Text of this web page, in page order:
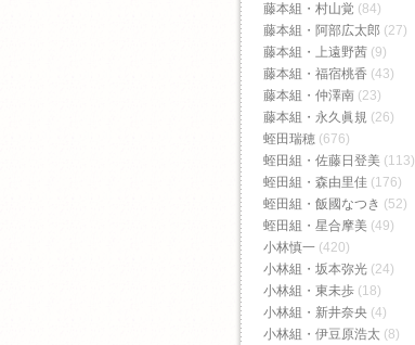
藤本組・村山覚 (84)
藤本組・阿部広太郎 (27)
藤本組・上遠野茜 (9)
藤本組・福宿桃香‬ (43)
藤本組・仲澤南 (23)
藤本組・永久眞規 (26)
蛭田瑞穂 (676)
蛭田組・佐藤日登美 (113)
蛭田組・森由里佳 (176)
蛭田組・飯國なつき (52)
蛭田組・星合摩美 (49)
小林慎一 (420)
小林組・坂本弥光 (24)
小林組・東未歩 (18)
小林組・新井奈央 (4)
小林組・伊豆原浩太 (8)